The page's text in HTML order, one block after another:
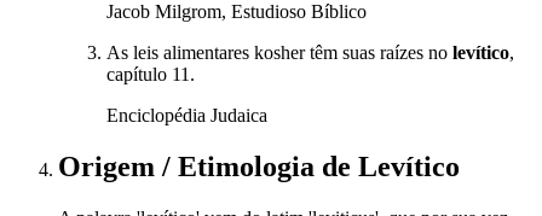
Jacob Milgrom, Estudioso Bíblico
As leis alimentares kosher têm suas raízes no levítico,
capítulo 11.
Enciclopédia Judaica
Origem / Etimologia de Levítico